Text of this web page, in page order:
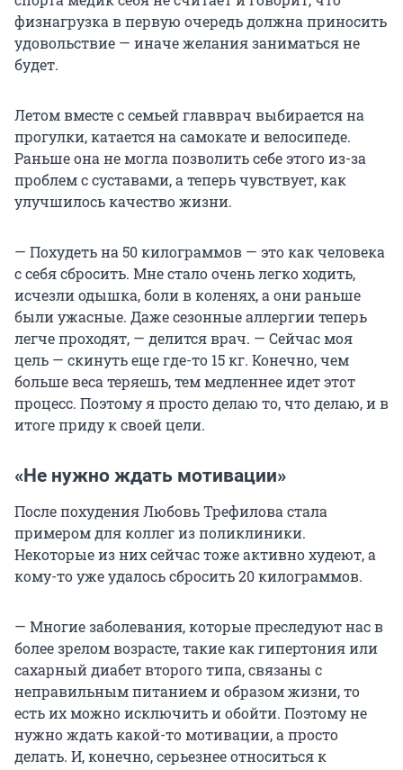
физнагрузка в первую очередь должна приносить
удовольствие — иначе желания заниматься не
будет.
Летом вместе с семьей главврач выбирается на
прогулки, катается на самокате и велосипеде.
Раньше она не могла позволить себе этого из-за
проблем с суставами, а теперь чувствует, как
улучшилось качество жизни.
— Похудеть на 50 килограммов — это как человека
с себя сбросить. Мне стало очень легко ходить,
исчезли одышка, боли в коленях, а они раньше
были ужасные. Даже сезонные аллергии теперь
легче проходят, — делится врач. — Сейчас моя
цель — скинуть еще где-то 15 кг. Конечно, чем
больше веса теряешь, тем медленнее идет этот
процесс. Поэтому я просто делаю то, что делаю, и в
итоге приду к своей цели.
«Не нужно ждать мотивации»
После похудения Любовь Трефилова стала
примером для коллег из поликлиники.
Некоторые из них сейчас тоже активно худеют, а
кому-то уже удалось сбросить 20 килограммов.
— Многие заболевания, которые преследуют нас в
более зрелом возрасте, такие как гипертония или
сахарный диабет второго типа, связаны с
неправильным питанием и образом жизни, то
есть их можно исключить и обойти. Поэтому не
нужно ждать какой-то мотивации, а просто
делать. И, конечно, серьезнее относиться к